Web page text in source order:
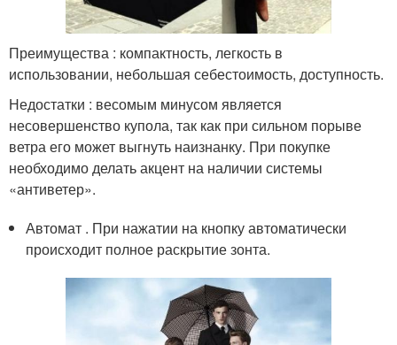
Преимущества : компактность, легкость в
использовании, небольшая себестоимость, доступность.
Недостатки : весомым минусом является
несовершенство купола, так как при сильном порыве
ветра его может выгнуть наизнанку. При покупке
необходимо делать акцент на наличии системы
«антиветер».
Автомат . При нажатии на кнопку автоматически
происходит полное раскрытие зонта.